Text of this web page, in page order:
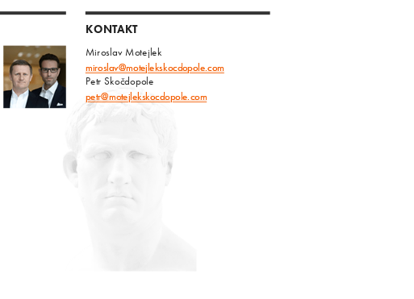
KONTAKT
Miroslav Motejlek
miroslav@motejlekskocdopole.com
Petr Skočdopole
petr@motejlekskocdopole.com